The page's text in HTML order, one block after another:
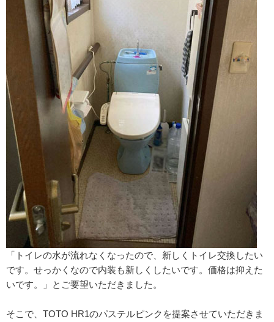
「トイレの水が流れなくなったので、新しくトイレ交換したい
です。せっかくなので内装も新しくしたいです。価格は抑えた
いです。」とご要望いただきました。
そこで、TOTO HR1のパステルピンクを提案させていただきま